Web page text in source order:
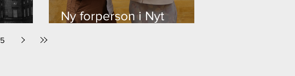
Ny forperson i Nyt
5